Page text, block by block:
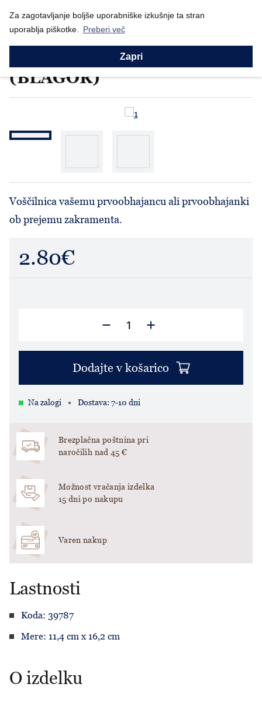
Za zagotavljanje boljše uporabniške izkušnje ta stran
uporablja piškotke.
Preberi več
Zapri
Nazaj
Domov Prodajni program Izdelki Blagor Voščilnica - Sv. Obh...
Voščilnica - Sv. Obhajilo
(BLAGOR)
Voščilnica vašemu prvoobhajancu ali prvoobhajanki
ob prejemu zakramenta.
2.80€
Dodajte v košarico
Na zalogi Dostava: 7-10 dni
Brezplačna poštnina pri
naročilih nad 45 €
Možnost vračanja izdelka
15 dni po nakupu
Varen nakup
Lastnosti
Koda: 39787
Mere: 11,4 cm x 16,2 cm
O izdelku